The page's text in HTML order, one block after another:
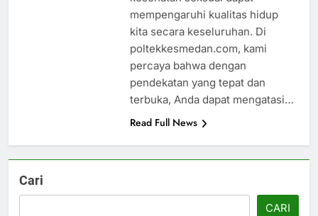
mempengaruhi kualitas hidup
kita secara keseluruhan. Di
poltekkesmedan.com, kami
percaya bahwa dengan
pendekatan yang tepat dan
terbuka, Anda dapat mengatasi…
Read Full News
Cari
CARI